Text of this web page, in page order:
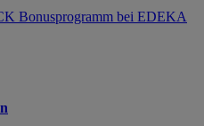
Bonusprogramm bei EDEKA